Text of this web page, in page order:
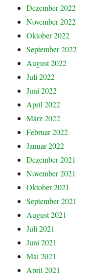
Dezember 2022
November 2022
Oktober 2022
September 2022
August 2022
Juli 2022
Juni 2022
April 2022
März 2022
Februar 2022
Januar 2022
Dezember 2021
November 2021
Oktober 2021
September 2021
August 2021
Juli 2021
Juni 2021
Mai 2021
April 2021